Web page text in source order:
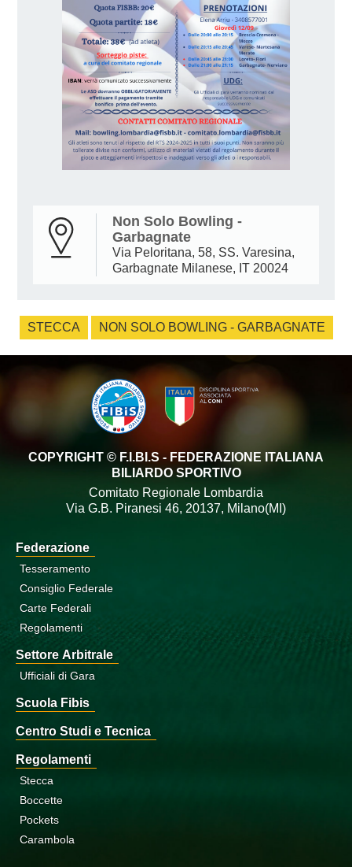
Non Solo Bowling -
Garbagnate
Via Peloritana, 58, SS. Varesina,
Garbagnate Milanese, IT 20024
STECCA NON SOLO BOWLING - GARBAGNATE
COPYRIGHT © F.I.BI.S - FEDERAZIONE ITALIANA
BILIARDO SPORTIVO
Comitato Regionale Lombardia
Via G.B. Piranesi 46, 20137, Milano(MI)
Federazione
Tesseramento
Consiglio Federale
Carte Federali
Regolamenti
Settore Arbitrale
Ufficiali di Gara
Scuola Fibis
Centro Studi e Tecnica
Regolamenti
Stecca
Boccette
Pockets
Carambola